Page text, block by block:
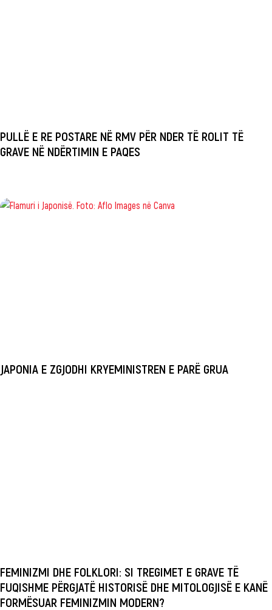
PULLË E RE POSTARE NË RMV PËR NDER TË ROLIT TË
GRAVE NË NDËRTIMIN E PAQES
JAPONIA E ZGJODHI KRYEMINISTREN E PARË GRUA
FEMINIZMI DHE FOLKLORI: SI TREGIMET E GRAVE TË
FUQISHME PËRGJATË HISTORISË DHE MITOLOGJISË E KANË
FORMËSUAR FEMINIZMIN MODERN?